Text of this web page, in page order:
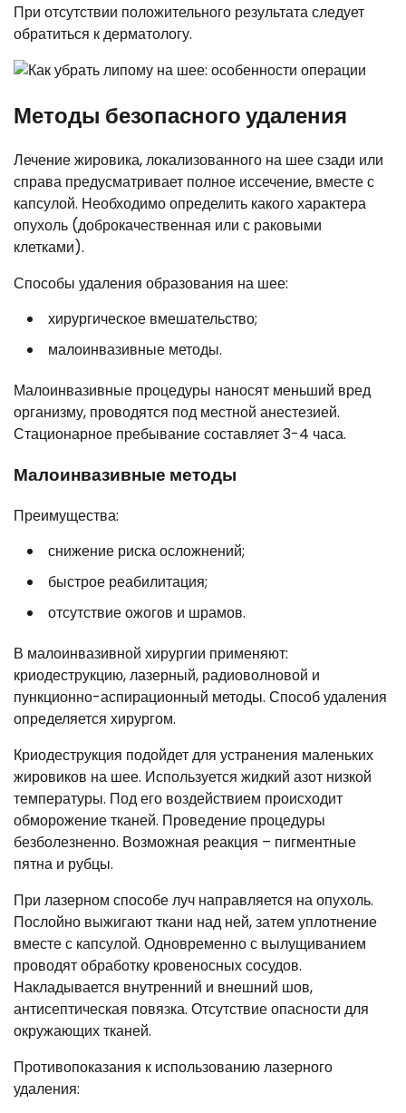
При отсутствии положительного результата следует
обратиться к дерматологу.
Методы безопасного удаления
Лечение жировика, локализованного на шее сзади или
справа предусматривает полное иссечение, вместе с
капсулой. Необходимо определить какого характера
опухоль (доброкачественная или с раковыми
клетками).
Способы удаления образования на шее:
хирургическое вмешательство;
малоинвазивные методы.
Малоинвазивные процедуры наносят меньший вред
организму, проводятся под местной анестезией.
Стационарное пребывание составляет 3-4 часа.
Малоинвазивные методы
Преимущества:
снижение риска осложнений;
быстрое реабилитация;
отсутствие ожогов и шрамов.
В малоинвазивной хирургии применяют:
криодеструкцию, лазерный, радиоволновой и
пункционно-аспирационный методы. Способ удаления
определяется хирургом.
Криодеструкция подойдет для устранения маленьких
жировиков на шее. Используется жидкий азот низкой
температуры. Под его воздействием происходит
обморожение тканей. Проведение процедуры
безболезненно. Возможная реакция – пигментные
пятна и рубцы.
При лазерном способе луч направляется на опухоль.
Послойно выжигают ткани над ней, затем уплотнение
вместе с капсулой. Одновременно с вылущиванием
проводят обработку кровеносных сосудов.
Накладывается внутренний и внешний шов,
антисептическая повязка. Отсутствие опасности для
окружающих тканей.
Противопоказания к использованию лазерного
удаления: